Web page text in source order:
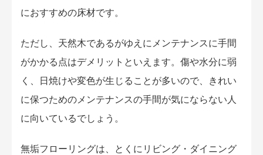
におすすめの床材です。
ただし、天然木であるがゆえにメンテナンスに手間
がかかる点はデメリットといえます。傷や水分に弱
く、日焼けや変色が生じることが多いので、きれい
に保つためのメンテナンスの手間が気にならない人
に向いているでしょう。
無垢フローリングは、とくにリビング・ダイニング